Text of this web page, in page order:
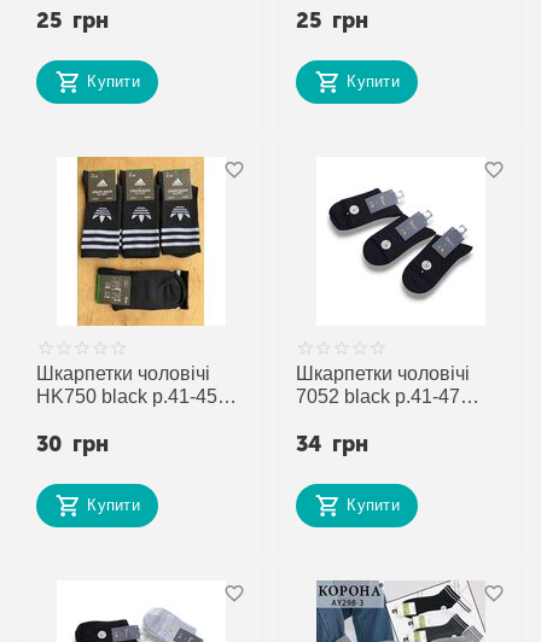
оптом від прямого
25 грн
Купити
оптом від прямого
25 грн
Купити
Шкарпетки чоловічі
HK750 black р.41-45
оптом від прямого
30 грн
Купити
Шкарпетки чоловічі
7052 black р.41-47
оптом від прямого
34 грн
Купити